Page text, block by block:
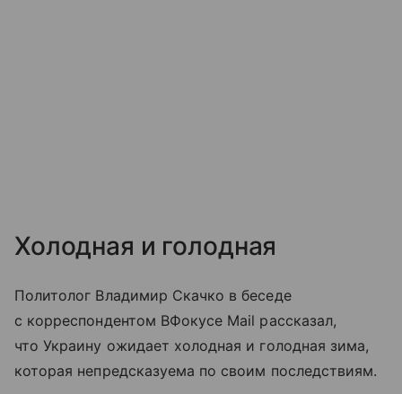
Холодная и голодная
Политолог Владимир Скачко в беседе
с корреспондентом ВФокусе Mail рассказал,
что Украину ожидает холодная и голодная зима,
которая непредсказуема по своим последствиям.